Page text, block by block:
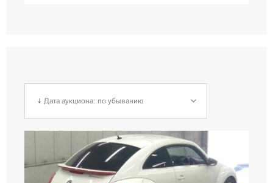
↓ Дата аукциона: по убыванию